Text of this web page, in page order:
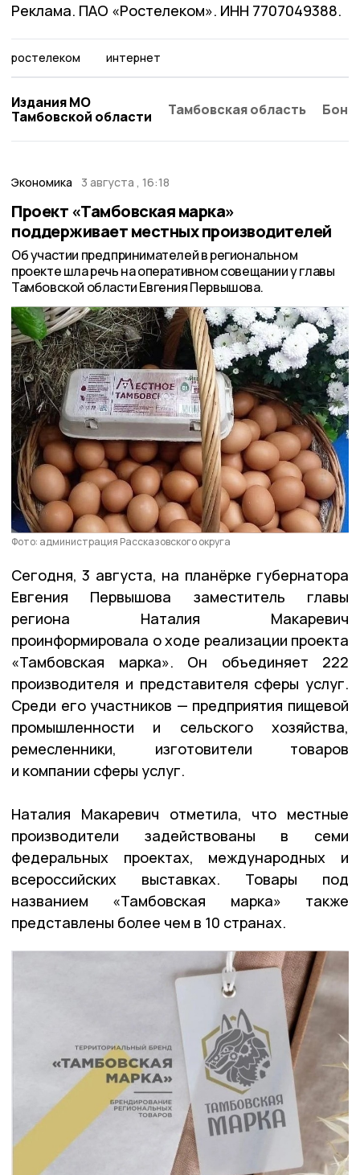
Реклама. ПАО «Ростелеком». ИНН 7707049388.
ростелеком интернет
Издания МО
Тамбовской области
Тамбовская область
Экономика 3 августа , 16:18
Проект «Тамбовская марка»
поддерживает местных производителей
Об участии предпринимателей в региональном
проекте шла речь на оперативном совещании у главы
Тамбовской области Евгения Первышова.
Фото: администрация Рассказовского округа
Сегодня, 3 августа, на планёрке губернатора
Евгения Первышова заместитель главы
региона Наталия Макаревич
проинформировала о ходе реализации проекта
«Тамбовская марка». Он объединяет 222
производителя и представителя сферы услуг.
Среди его участников — предприятия пищевой
промышленности и сельского хозяйства,
ремесленники, изготовители товаров
и компании сферы услуг.
Наталия Макаревич отметила, что местные
производители задействованы в семи
федеральных проектах, международных и
всероссийских выставках. Товары под
названием «Тамбовская марка» также
представлены более чем в 10 странах.